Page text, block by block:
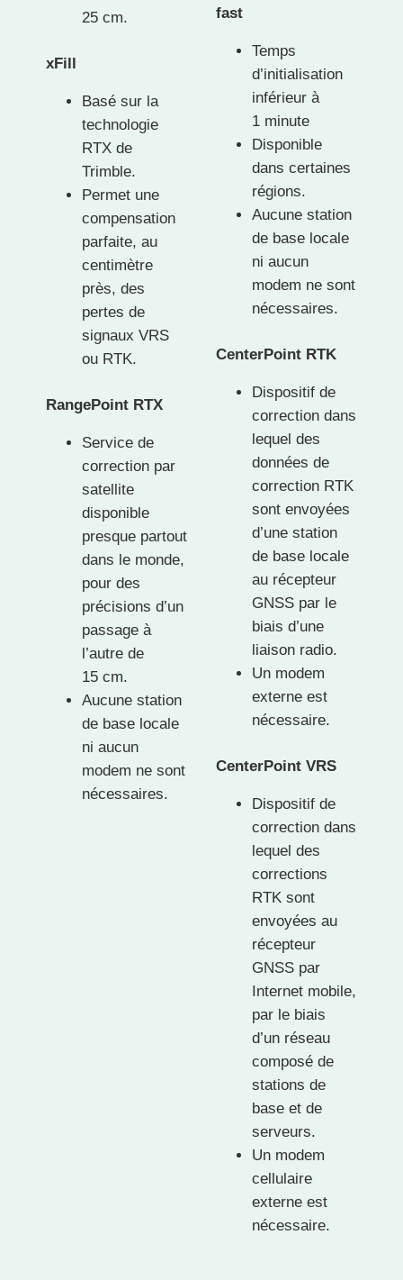
25 cm.
xFill
Basé sur la
technologie
RTX de
Trimble.
Permet une
compensation
parfaite, au
centimètre
près, des
pertes de
signaux VRS
ou RTK.
RangePoint RTX
Service de
correction par
satellite
disponible
presque partout
dans le monde,
pour des
précisions d’un
passage à
l’autre de
15 cm.
Aucune station
de base locale
ni aucun
modem ne sont
nécessaires.
fast
Temps
d’initialisation
inférieur à
1 minute
Disponible
dans certaines
régions.
Aucune station
de base locale
ni aucun
modem ne sont
nécessaires.
CenterPoint RTK
Dispositif de
correction dans
lequel des
données de
correction RTK
sont envoyées
d’une station
de base locale
au récepteur
GNSS par le
biais d’une
liaison radio.
Un modem
externe est
nécessaire.
CenterPoint VRS
Dispositif de
correction dans
lequel des
corrections
RTK sont
envoyées au
récepteur
GNSS par
Internet mobile,
par le biais
d’un réseau
composé de
stations de
base et de
serveurs.
Un modem
cellulaire
externe est
nécessaire.